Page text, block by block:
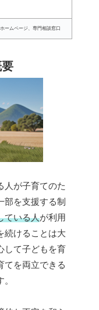
ームページ、専門相談窓口
人が子育てのた
部を支援する制
ている人が利用
続けることは大
して子どもを育
てを両立できる